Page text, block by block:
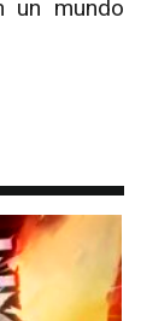
un mundo